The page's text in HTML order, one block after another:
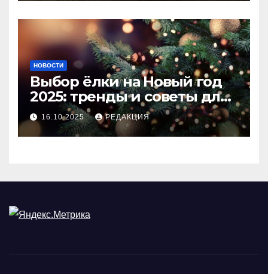
НОВОСТИ
Выбор ёлки на Новый год
2025: тренды и советы для
идеального праздника
16.10.2025 РЕДАКЦИЯ